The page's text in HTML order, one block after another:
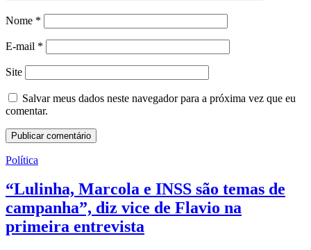
Nome *
E-mail *
Site
Salvar meus dados neste navegador para a próxima vez que eu
comentar.
Política
“Lulinha, Marcola e INSS são temas de
campanha”, diz vice de Flavio na
primeira entrevista